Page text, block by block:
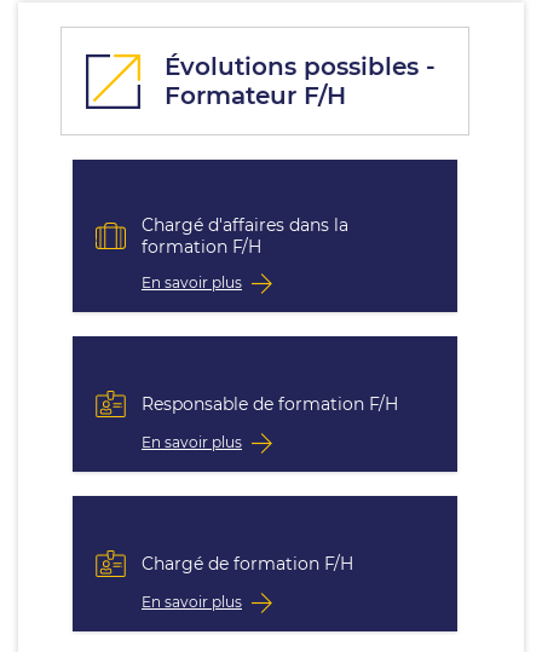
Évolutions possibles -
Formateur F/H
Chargé d'affaires dans la
formation F/H
En savoir plus
Responsable de formation F/H
En savoir plus
Chargé de formation F/H
En savoir plus